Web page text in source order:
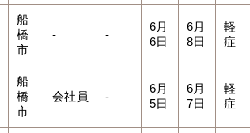
船
橋
市
- -
6月
6日
6月
8日
軽
症
船
橋
市
会社員 -
6月
5日
6月
7日
軽
症